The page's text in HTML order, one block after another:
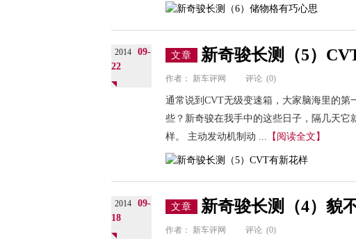
2014
09-
22
文章 新奇骏长测（5）
作者： 新车评网 评论 (0)
通常说到CVT无级变速箱，大家脑海里的
些？新奇骏在我手中的这些日子，隔几天
样。 主动发动机制动 ... 【阅读全文】
2014
09-
18
文章 新奇骏长测（4）貌
作者： 新车评网 评论 (0)